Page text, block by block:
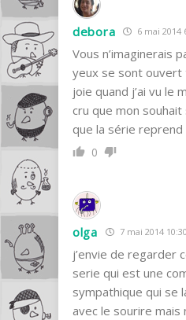
debora 6 mai 2014
Vous n’imaginerais
yeux se sont ouvert
joie quand j’ai vu le
cru que mon
que la série reprend
0
olga 7 mai 2014 10:30
j’envie de regarder
serie qui est une
sympathique qui se
avec le sourire mais